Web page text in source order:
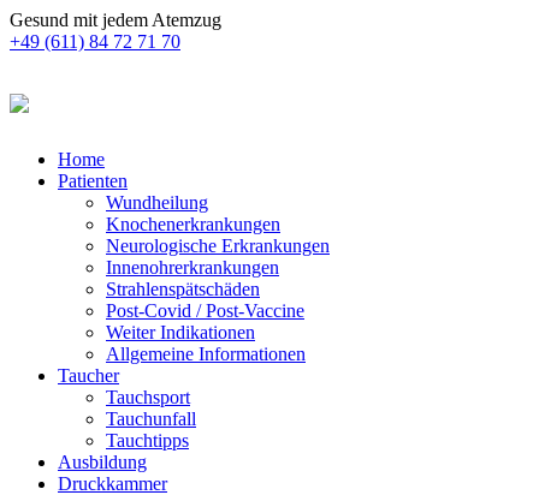
Gesund mit jedem Atemzug
+49 (611) 84 72 71 70
Home
Patienten
Wundheilung
Knochenerkrankungen
Neurologische Erkrankungen
Innenohrerkrankungen
Strahlenspätschäden
Post-Covid / Post-Vaccine
Weiter Indikationen
Allgemeine Informationen
Taucher
Tauchsport
Tauchunfall
Tauchtipps
Ausbildung
Druckkammer